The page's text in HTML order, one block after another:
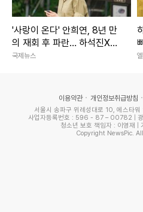
'사랑이 온다' 안희연, 8년 만
의 재회 후 파란… 하석진X윤
하빈 독대
국제뉴스
이용약관 개인정보취급방침
서울시 송파구 위례성대로 10, 에스타
사업자등록번호 : 596 - 87 – 00782 |
청소년 보호 책임자 : 이영재 |
Copyright NewsPic.